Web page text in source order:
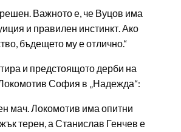
Важното е, че Вуцов има
и правилен инстинкт. Ако
бъдещето му е отлично.“
и предстоящото дерби на
София в „Надежда“:
мач. Локомотив има опитни
терен, а Станислав Генчев е